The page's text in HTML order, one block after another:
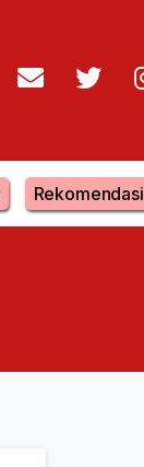
Rekomendasi